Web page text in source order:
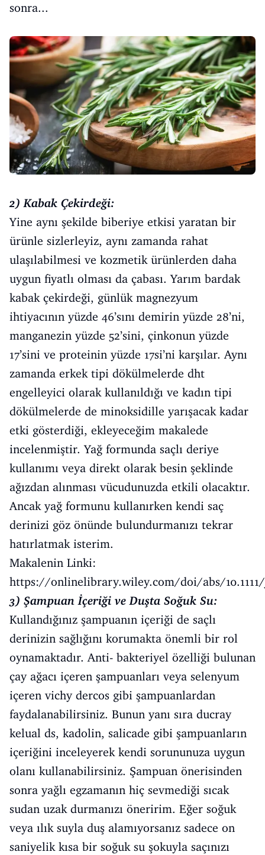
sonra...
2) Kabak Çekirdeği:
Yine aynı şekilde biberiye etkisi yaratan bir
ürünle sizlerleyiz, aynı zamanda rahat
ulaşılabilmesi ve kozmetik ürünlerden daha
uygun fiyatlı olması da çabası.Yarım bardak
kabak çekirdeği, günlük magnezyum
ihtiyacının yüzde 46’sını demirin yüzde 28’ni,
manganezin yüzde 52’sini, çinkonun yüzde
17’sini ve proteinin yüzde 17si’ni karşılar.Aynı
zamanda erkek tipi dökülmelerde dht
engelleyici olarak kullanıldığı ve kadın tipi
dökülmelerde de minoksidille yarışacak kadar
etki gösterdiği, ekleyeceğim makalede
incelenmiştir. Yağ formunda saçlı deriye
kullanımı veya direkt olarak besin şeklinde
ağızdan alınması vücudunuzda etkili olacaktır.
Ancak yağ formunu kullanırken kendi saç
derinizi göz önünde bulundurmanızı tekrar
hatırlatmak isterim.
Makalenin Linki:
https://onlinelibrary.wiley.com/doi/abs/10.1111/
3) Şampuan İçeriği ve Duşta Soğuk Su:
Kullandığınız şampuanın içeriği de saçlı
derinizin sağlığını korumakta önemli bir rol
oynamaktadır. Anti- bakteriyel özelliği bulunan
çay ağacı içeren şampuanları veya selenyum
içeren vichy dercos gibi şampuanlardan
faydalanabilirsiniz. Bunun yanı sıra ducray
kelual ds, kadolin, salicade gibi şampuanların
içeriğini inceleyerek kendi sorununuza uygun
olanı kullanabilirsiniz. Şampuan önerisinden
sonra yağlı egzamanın hiç sevmediği sıcak
sudan uzak durmanızı öneririm. Eğer soğuk
veya ılık suyla duş alamıyorsanız sadece on
saniyelik kısa bir soğuk su şokuyla saçınızı